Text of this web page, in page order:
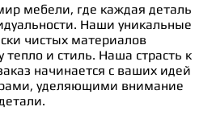
мебели, где каждая деталь
Наши уникальные
чистых материалов
и стиль. Наша страсть к
начинается с ваших идей
уделяющими внимание